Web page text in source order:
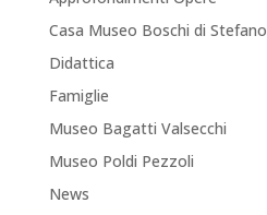
Casa Museo Boschi di Stefano
Didattica
Famiglie
Museo Bagatti Valsecchi
Museo Poldi Pezzoli
News